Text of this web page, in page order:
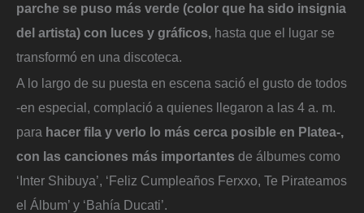
parche se puso más verde (color que ha sido insignia
del artista) con luces y gráficos, hasta que el lugar se
transformó en una discoteca.
A lo largo de su puesta en escena sació el gusto de todos
-en especial, complació a quienes llegaron a las 4 a. m.
para hacer fila y verlo lo más cerca posible en Platea-,
con las canciones más importantes de álbumes como
‘Inter Shibuya’, ‘Feliz Cumpleaños Ferxxo, Te Pirateamos
el Álbum’ y ‘Bahía Ducati’.